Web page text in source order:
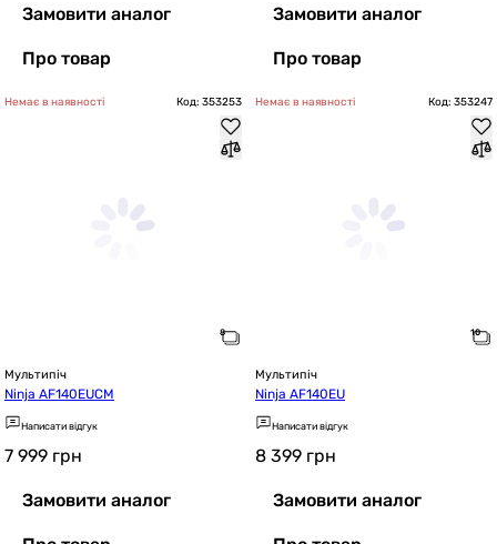
Замовити аналог
Про товар
Замовити аналог
Про товар
Немає в наявності Код: 353253
Мультипіч
Ninja AF140EUCM
Написати відгук
7 999 грн
Замовити аналог
Немає в наявності Код: 353247
Мультипіч
Ninja AF140EU
Написати відгук
8 399 грн
Замовити аналог